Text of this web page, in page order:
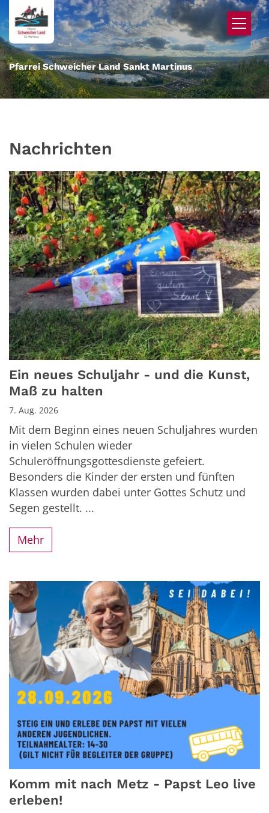
Zum Inhalt springen
Pfarrei Schweicher Land Sankt Martinus
Nachrichten
Ein neues Schuljahr - und die Kunst,
Maß zu halten
7. Aug. 2026
Mit dem Beginn eines neuen Schuljahres wurden
in vielen Schulen wieder
Schuleröffnungsgottesdienste gefeiert.
Besonders die Kinder der ersten und fünften
Klassen wurden dabei unter Gottes Schutz und
Segen gestellt. ...
Mehr
Komm mit nach Metz - Papst Leo live
erleben!